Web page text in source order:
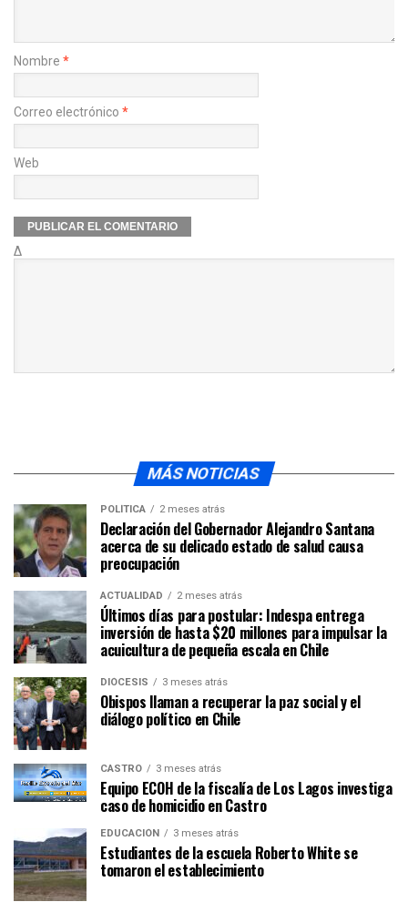
Nombre *
Correo electrónico *
Web
Δ
MÁS NOTICIAS
POLÍTICA 2 meses atrás
Declaración del Gobernador Alejandro Santana
acerca de su delicado estado de salud causa
preocupación
ACTUALIDAD 2 meses atrás
Últimos días para postular: Indespa entrega
inversión de hasta $20 millones para impulsar la
acuicultura de pequeña escala en Chile
DIÓCESIS 3 meses atrás
Obispos llaman a recuperar la paz social y el
diálogo político en Chile
CASTRO 3 meses atrás
Equipo ECOH de la fiscalía de Los Lagos investiga
caso de homicidio en Castro
EDUCACIÓN 3 meses atrás
Estudiantes de la escuela Roberto White se
tomaron el establecimiento